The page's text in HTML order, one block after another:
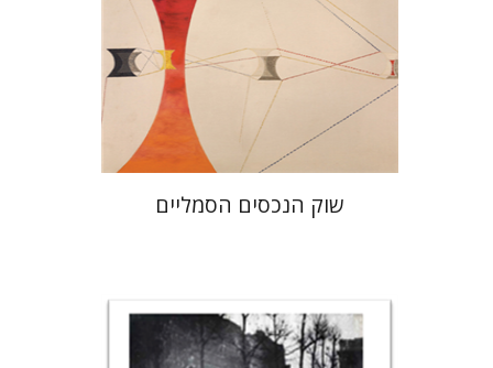
הנחת אתר ספר מודפס
$31
שוק הנכסים הסמליים